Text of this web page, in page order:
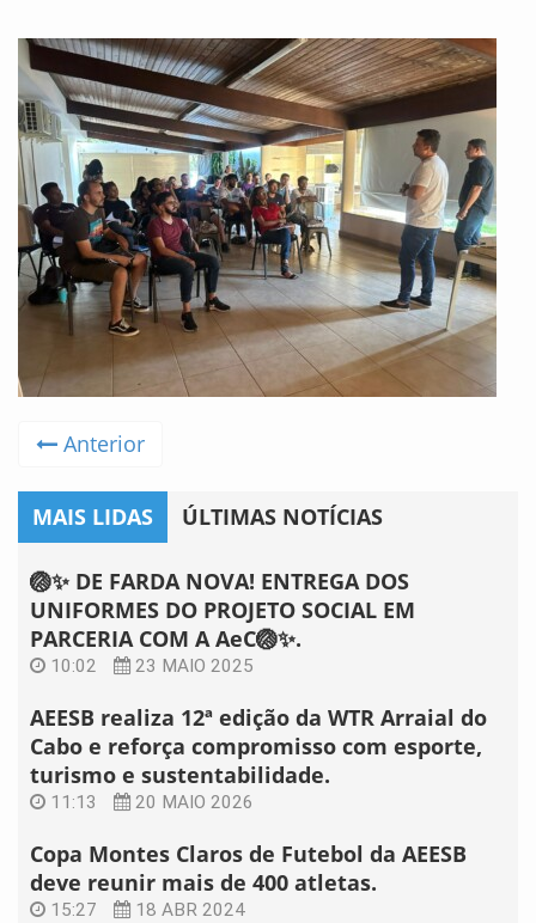
Anterior
MAIS LIDAS ÚLTIMAS NOTÍCIAS
🏐✨ DE FARDA NOVA! ENTREGA DOS
UNIFORMES DO PROJETO SOCIAL EM
PARCERIA COM A AeC🏐✨.
10:02 23 MAIO 2025
AEESB realiza 12ª edição da WTR Arraial do
Cabo e reforça compromisso com esporte,
turismo e sustentabilidade.
11:13 20 MAIO 2026
Copa Montes Claros de Futebol da AEESB
deve reunir mais de 400 atletas.
15:27 18 ABR 2024